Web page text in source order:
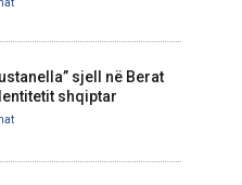
sjell në Berat
shqiptar